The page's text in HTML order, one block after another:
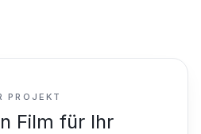
PROJEKT
Film für Ihr